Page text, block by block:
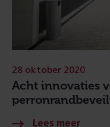
Acht innovaties
28 oktober 2020